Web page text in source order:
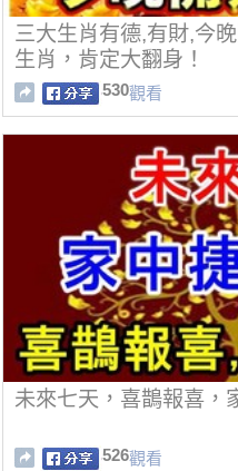
三大生肖有德,有財,今
生肖，肯定大翻身！
530觀看
未來七天，喜鵲報喜，
526觀看